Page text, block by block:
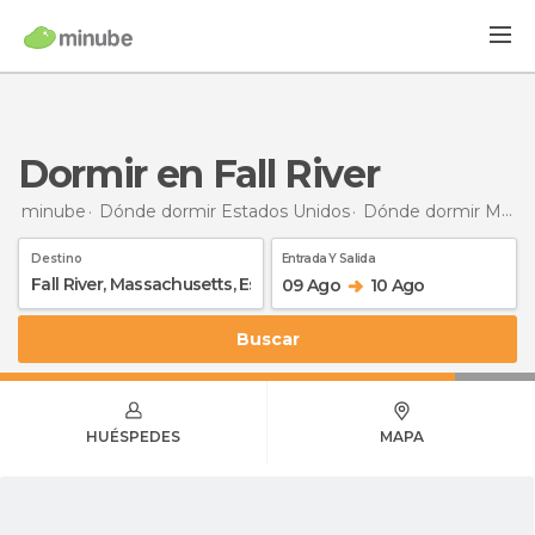
Dormir en Fall River
minube Dónde dormir Estados Unidos Dónde dormir Massachusetts
Destino Entrada Y Salida
09 Ago 10 Ago
Buscar
HUÉSPEDES MAPA